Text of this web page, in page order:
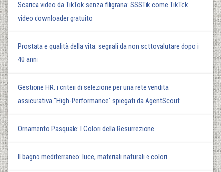
Scarica video da TikTok senza filigrana: SSSTik come TikTok
video downloader gratuito
Prostata e qualità della vita: segnali da non sottovalutare dopo i
40 anni
Gestione HR: i criteri di selezione per una rete vendita
assicurativa "High-Performance" spiegati da AgentScout
Ornamento Pasquale: I Colori della Resurrezione
Il bagno mediterraneo: luce, materiali naturali e colori